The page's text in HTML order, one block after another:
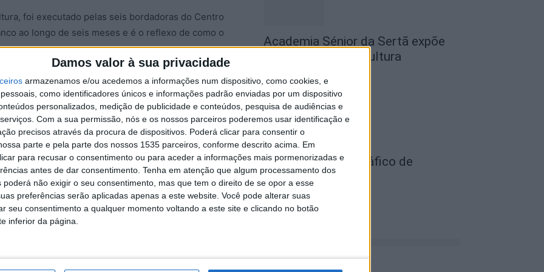
Damos valor à sua privacidade
armazenamos e/ou acedemos a informações num dispositivo, como cookies, e
como identificadores únicos e informações padrão enviadas por um dispositivo
personalizados, medição de publicidade e conteúdos, pesquisa de audiências e
Com a sua permissão, nós e os nossos parceiros poderemos usar identificação e
precisos através da procura de dispositivos. Poderá clicar para consentir o
parte e pela parte dos nossos 1535 parceiros, conforme descrito acima. Em
para recusar o consentimento ou para aceder a informações mais pormenorizadas e
antes de dar consentimento. Tenha em atenção que algum processamento dos
poderá não exigir o seu consentimento, mas que tem o direito de se opor a esse
preferências serão aplicadas apenas a este website. Você pode alterar suas
seu consentimento a qualquer momento voltando a este site e clicando no botão
inferior da página.
foi executado pelas seis bordadoras do Centro
ao longo de seis meses e é o reflexo de como o
trabalho e o seu enquadramento, o Município de
Lisboa, onde o presidente da Câmara Municipal se
pela Cartier, estando o Bordado de Castelo
inserido “num mercado de luxo”.
o artesanato do concelho, sendo também
do Bordado de Castelo Branco.
de Castelo Branco é o mercado de luxo,
Branco.
Academia Sénior da Sertã expõe
artes na Casa da Cultura
Dois detidos por tráfico de
estupefaciente
7 de Agosto, 2026